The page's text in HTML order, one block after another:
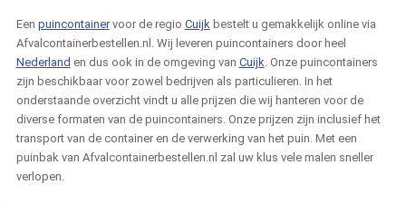
Een puincontainervoor de regio Cuijk bestelt u gemakkelijk online via
Afvalcontainerbestellen.nl. Wij leveren puincontainers door heel
Nederland en dus ook in de omgeving van Cuijk . Onze puincontainers
zijn beschikbaar voor zowel bedrijven als particulieren. In het
onderstaande overzicht vindt u alle prijzen die wij hanteren voor de
diverse formaten van de puincontainers. Onze prijzen zijn inclusief het
transport van de container en de verwerking van het puin. Met een
puinbak van Afvalcontainerbestellen.nl zal uw klus vele malen sneller
verlopen.